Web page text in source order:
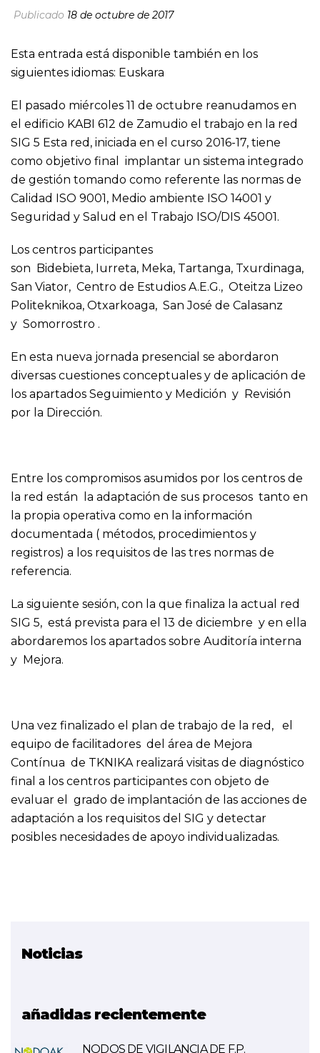
Publicado 18 de octubre de 2017
Esta entrada está disponible también en los
siguientes idiomas: Euskara
El pasado miércoles 11 de octubre reanudamos en
el edificio KABI 612 de Zamudio el trabajo en la red
SIG 5 Esta red, iniciada en el curso 2016-17, tiene
como objetivo final implantar un sistema integrado
de gestión tomando como referente las normas de
Calidad ISO 9001, Medio ambiente ISO 14001 y
Seguridad y Salud en el Trabajo ISO/DIS 45001.
Los centros participantes
son Bidebieta, Iurreta, Meka, Tartanga, Txurdinaga,
San Viator, Centro de Estudios A.E.G., Oteitza Lizeo
Politeknikoa, Otxarkoaga, San José de Calasanz
y Somorrostro .
En esta nueva jornada presencial se abordaron
diversas cuestiones conceptuales y de aplicación de
los apartados Seguimiento y Medición y Revisión
por la Dirección.
Entre los compromisos asumidos por los centros de
la red están la adaptación de sus procesos tanto en
la propia operativa como en la información
documentada ( métodos, procedimientos y
registros) a los requisitos de las tres normas de
referencia.
La siguiente sesión, con la que finaliza la actual red
SIG 5, está prevista para el 13 de diciembre y en ella
abordaremos los apartados sobre Auditoría interna
y Mejora.
Una vez finalizado el plan de trabajo de la red, el
equipo de facilitadores del área de Mejora
Contínua de TKNIKA realizará visitas de diagnóstico
final a los centros participantes con objeto de
evaluar el grado de implantación de las acciones de
adaptación a los requisitos del SIG y detectar
posibles necesidades de apoyo individualizadas.
Noticias
añadidas recientemente
NODOS DE VIGILANCIA DE F.P.